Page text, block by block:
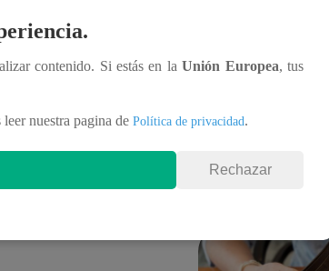
ganas de
buena mujer,
de quien soy y
Revisa con tu DNI
como pobre, de
contenido. Si estás en laUnión Europea, tus
nuestra pagina de Política de privacidad.
Rechazar